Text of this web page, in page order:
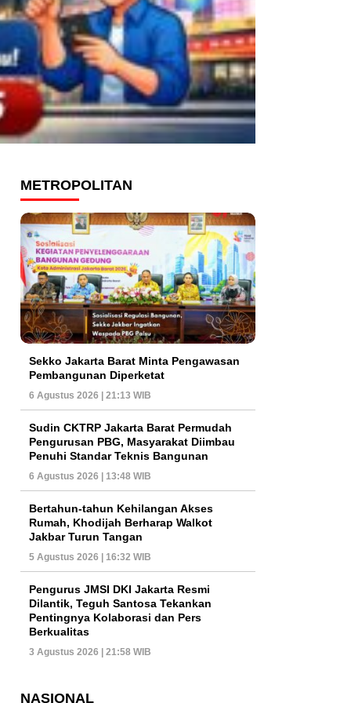
METROPOLITAN
Sekko Jakarta Barat Minta Pengawasan
Pembangunan Diperketat
6 Agustus 2026 | 21:13 WIB
Sudin CKTRP Jakarta Barat Permudah
Pengurusan PBG, Masyarakat Diimbau
Penuhi Standar Teknis Bangunan
6 Agustus 2026 | 13:48 WIB
Bertahun-tahun Kehilangan Akses
Rumah, Khodijah Berharap Walkot
Jakbar Turun Tangan
5 Agustus 2026 | 16:32 WIB
Pengurus JMSI DKI Jakarta Resmi
Dilantik, Teguh Santosa Tekankan
Pentingnya Kolaborasi dan Pers
Berkualitas
3 Agustus 2026 | 21:58 WIB
NASIONAL